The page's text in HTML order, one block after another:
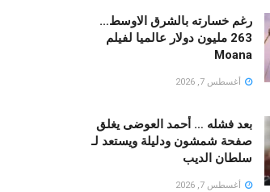
رغم خسارته بالشرق الاوسط…
263 مليون دولار عالميا لفيلم
Moana
أغسطس 7, 2026
بعد فشله … أحمد العوضى يغلق
صفحة شمشون ودليلة ويستعد لـ
سلطان الديب
أغسطس 7, 2026